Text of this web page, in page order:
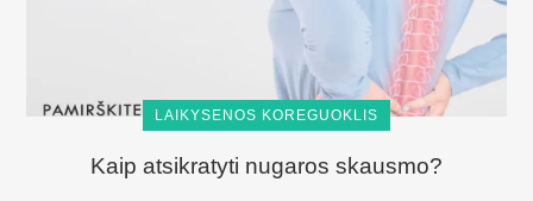
LAIKYSENOS KOREGUOKLIS
Kaip atsikratyti nugaros skausmo?